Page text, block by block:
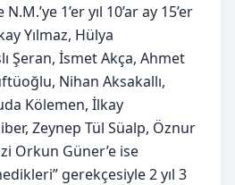
1’er yıl 10’ar ay 15’er
Yılmaz, Hülya
Şeran, İsmet Akça, Ahmet
Nihan Aksakallı,
Kölemen, İlkay
Zeynep Tül Süalp, Öznur
Orkun Güner’e ise
gerekçesiyle 2 yıl 3